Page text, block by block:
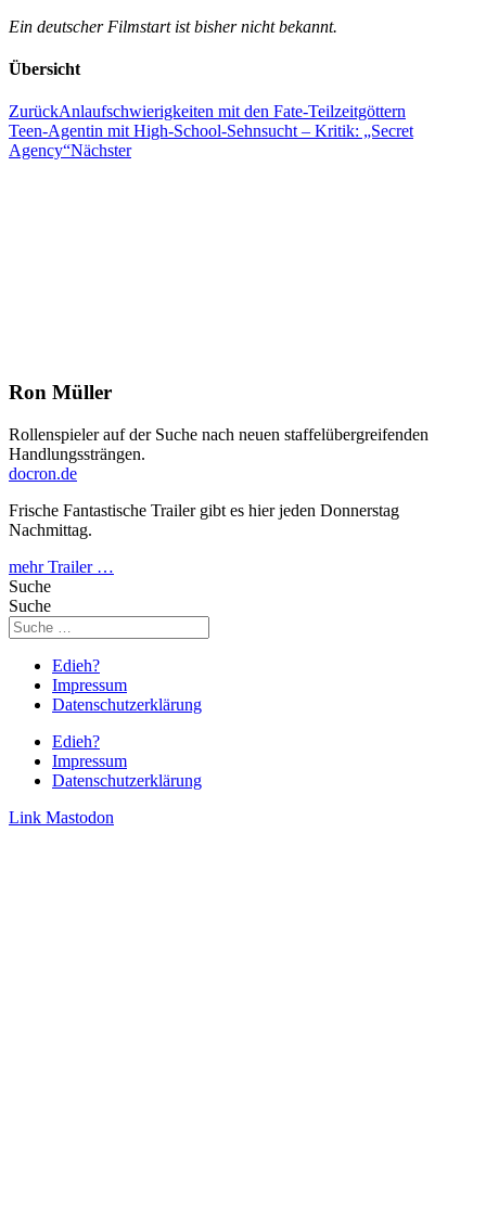
Ein deutscher Filmstart ist bisher nicht bekannt.
Übersicht
ZurückAnlaufschwierigkeiten mit den Fate-Teilzeitgöttern
Teen-Agentin mit High-School-Sehnsucht – Kritik: „Secret
Agency“Nächster
Ron Müller
Rollenspieler auf der Suche nach neuen staffelübergreifenden
Handlungssträngen.
docron.de
Frische Fantastische Trailer gibt es hier jeden Donnerstag
Nachmittag.
mehr Trailer …
Suche
Suche
Edieh?
Impressum
Datenschutzerklärung
Edieh?
Impressum
Datenschutzerklärung
Link Mastodon